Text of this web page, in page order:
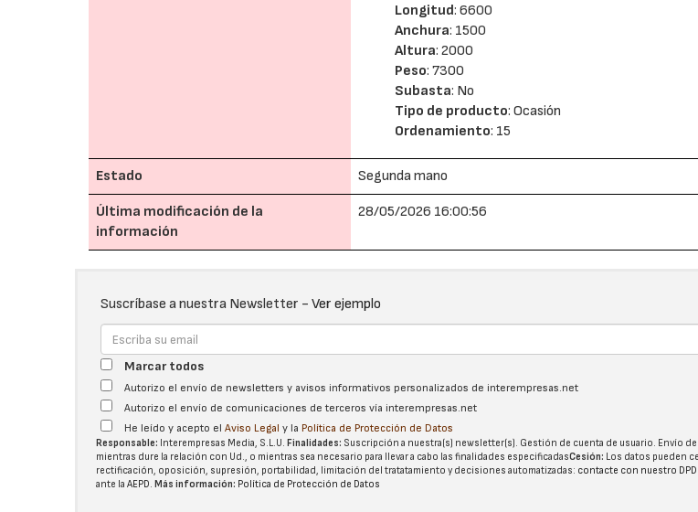
Longitud: 6600
Anchura: 1500
Altura: 2000
Peso: 7300
Subasta: No
Tipo de producto: Ocasión
Ordenamiento: 15
Estado Segunda mano
Última modificación de la
información
28/05/2026 16:00:56
Suscríbase a nuestra Newsletter -Ver ejemplo
Marcar todos
Autorizo el envío de newsletters y avisos informativos personalizados de interempresas.net
Autorizo el envío de comunicaciones de terceros vía interempresas.net
He leído y acepto elAviso Legal y la Política de Protección de Datos
Responsable: Interempresas Media, S.L.U.Finalidades: Suscripción a nuestra(s) newsletter(s). Gestión de cuenta de usuario. Envío
mientras dure la relación con Ud., o mientras sea necesario para llevar a cabo las finalidades especificadasCesión: Los datos pueden
rectificación, oposición, supresión, portabilidad, limitación del tratatamiento y decisiones automatizadas: contacte con nuestro DPD
ante laAEPD.Más información: Política de Protección de Datos